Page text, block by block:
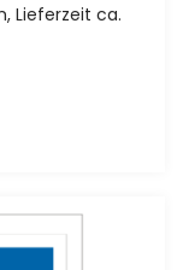
Lieferzeit ca.